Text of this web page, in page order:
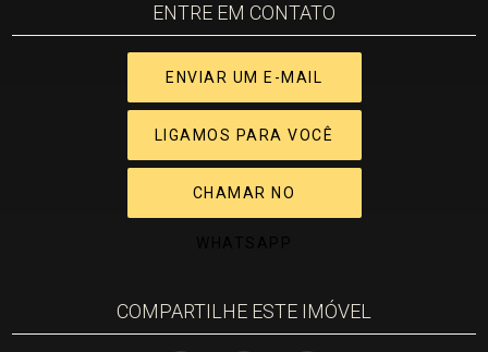
ENTRE EM CONTATO
ENVIAR UM E-MAIL
LIGAMOS PARA VOCÊ
CHAMAR NO
COMPARTILHE ESTE IMÓVEL